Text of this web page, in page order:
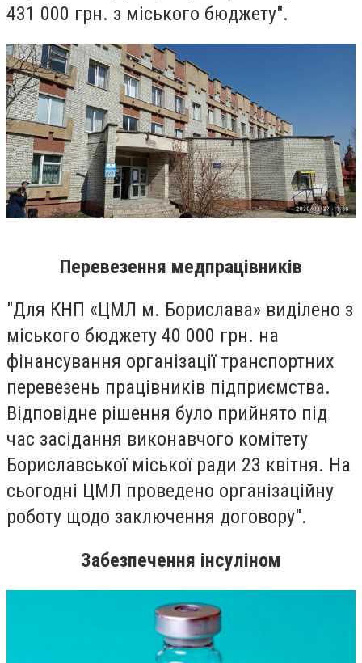
431 000 грн. з міського бюджету".
Перевезення медпрацівників
"Для КНП «ЦМЛ м. Борислава» виділено з
міського бюджету 40 000 грн. на
фінансування організації транспортних
перевезень працівників підприємства.
Відповідне рішення було прийнято під
час засідання виконавчого комітету
Бориславської міської ради 23 квітня. На
сьогодні ЦМЛ проведено організаційну
роботу щодо заключення договору".
Забезпечення інсуліном